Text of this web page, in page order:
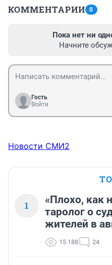
КОММЕНТАРИИ 0
Пока нет ни
Начните
Гость
Войти
Новости СМИ2
1
«Плохо, как
таролог о
жителей в
15 188 24